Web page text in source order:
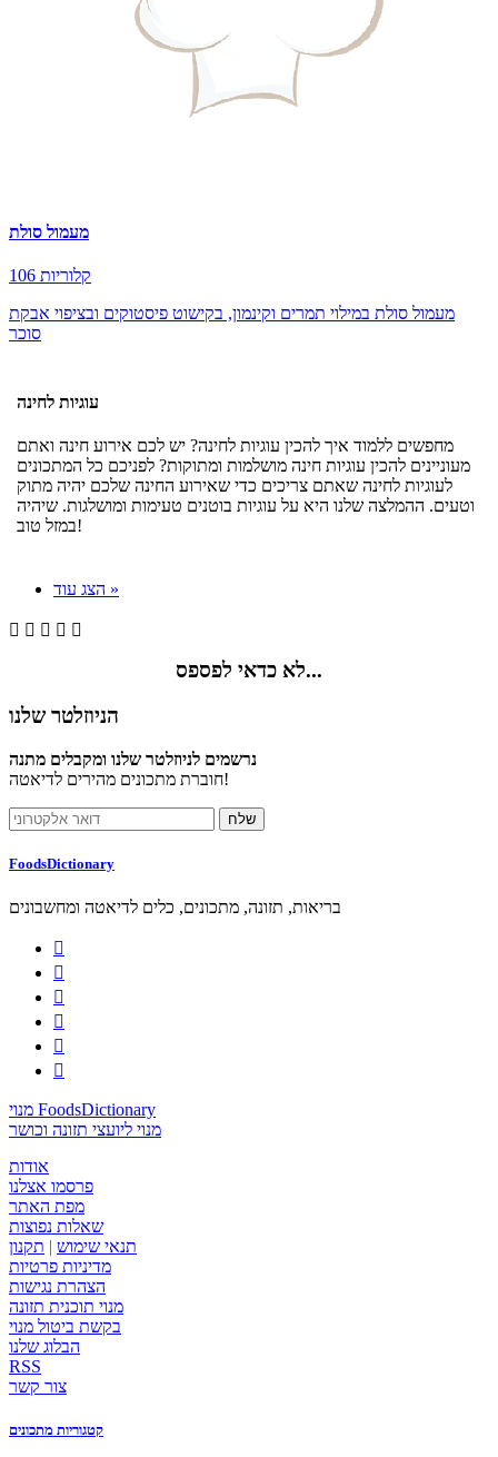
מעמול סולת
106 קלוריות
מעמול סולת במילוי תמרים וקינמון, בקישוט פיסטוקים ובציפוי אבקת
סוכר
עוגיות לחינה
מחפשים ללמוד איך להכין עוגיות לחינה? יש לכם אירוע חינה ואתם
מעוניינים להכין עוגיות חינה מושלמות ומתוקות? לפניכם כל המתכונים
לעוגיות לחינה שאתם צריכים כדי שאירוע החינה שלכם יהיה מתוק
וטעים. ההמלצה שלנו היא על עוגיות בוטנים טעימות ומושלגות. שיהיה
במזל טוב!
הצג עוד »
    
לא כדאי לפספס...
הניוזלטר שלנו
נרשמים לניוזלטר שלנו ומקבלים מתנה
חוברת מתכונים מהירים לדיאטה!
FoodsDictionary
בריאות, תזונה, מתכונים, כלים לדיאטה ומחשבונים






מנוי FoodsDictionary
מנוי ליועצי תזונה וכושר
אודות
פרסמו אצלנו
מפת האתר
שאלות נפוצות
תנאי שימוש | תקנון
מדיניות פרטיות
הצהרת נגישות
מנוי תוכנית תזונה
בקשת ביטול מנוי
הבלוג שלנו
RSS
צור קשר
קטגוריות מתכונים